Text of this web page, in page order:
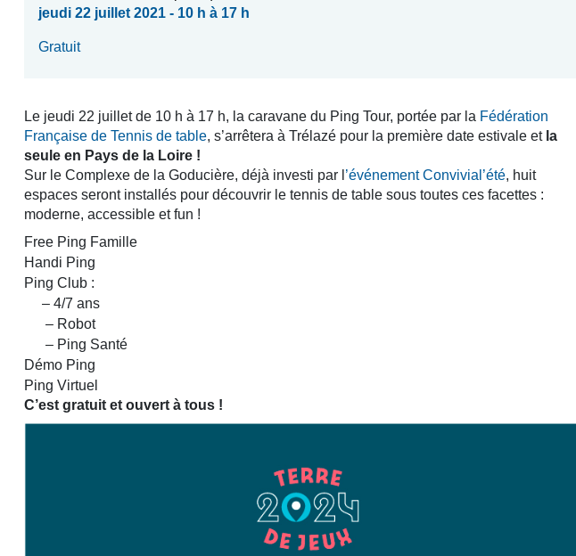
jeudi 22 juillet 2021 - 10 h à 17 h
Gratuit
Le jeudi 22 juillet de 10 h à 17 h, la caravane du Ping Tour, portée par la Fédération
Française de Tennis de table, s’arrêtera à Trélazé pour la première date estivale et la
seule en Pays de la Loire !
Sur le Complexe de la Goducière, déjà investi par l ’événement Convivial’été, huit
espaces seront installés pour découvrir le tennis de table sous toutes ces facettes :
moderne, accessible et fun !
Free Ping Famille
Handi Ping
Ping Club :
– 4/7 ans
– Robot
– Ping Santé
Démo Ping
Ping Virtuel
C’est gratuit et ouvert à tous !